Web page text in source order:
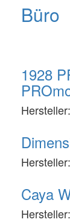
Büro
1928
Hersteller:
Hersteller:
Caya
Hersteller: